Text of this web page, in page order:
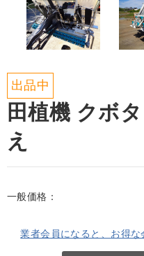
出品中
田植機 クボ
え
一般価格：
業者会員になると、お得な